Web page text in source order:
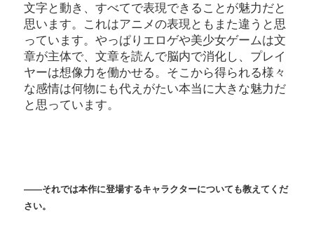
文字と動き、すべてで表現できることが魅力だと
思います。これはアニメの表現ともまた違うと思
っています。やっぱりエロゲや美少女ゲームは文
章が主体で、文章を読んで脳内で消化し、プレイ
ヤーは想像力を働かせる。そこから得られる様々
な感情は何物にも代えがたい本当に大きな魅力だ
と思っています。
――それでは本作に登場するキャラクターについても教えてくだ
さい。